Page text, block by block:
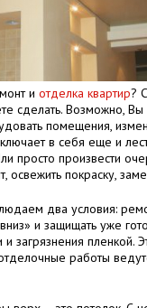
иотделка квартир?
сделать. Возможно, Вы
помещения,
в себя еще и
просто произвести
освежить покраску,
два условия:
и защищать уже
и загрязнения пленкой.
работы